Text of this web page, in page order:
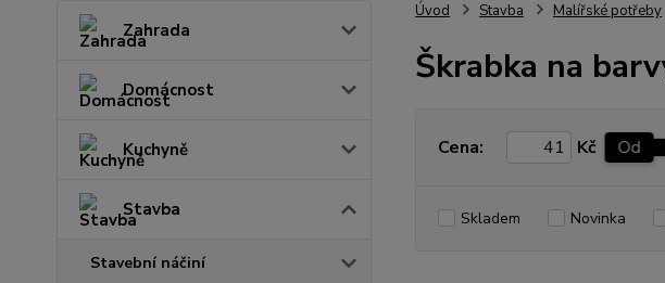
Zahrada
Domácnost
Kuchyně
Stavba
Stavební náčiní
Úvod Stavba Malířské potřeby
Škrabka na
Cena: Kč Od
Skladem Novinka